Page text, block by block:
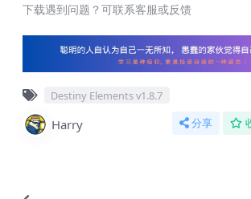
下载遇到问题？可联系客服或反馈
Destiny Elements v1.8.7
Harry 分享